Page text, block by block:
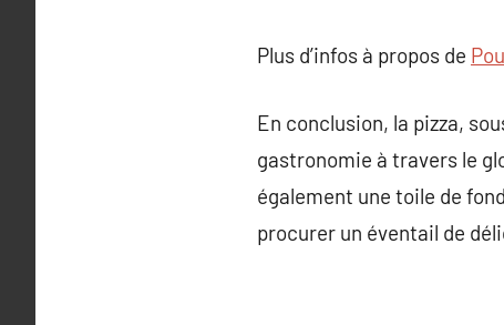
Plus d’infos à propos de
En conclusion, la pizza,
gastronomie à travers le
également une toile de
procurer un éventail de